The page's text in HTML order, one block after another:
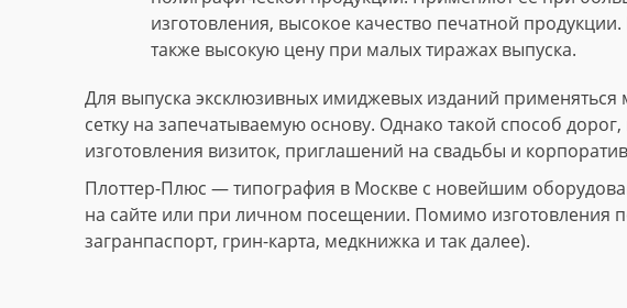
изготовления, высокое качество печатной
также высокую цену при малых тиражах выпуска.
Для выпуска эксклюзивных имиджевых изданий
сетку на запечатываемую основу. Однако такой способ
изготовления визиток, приглашений на свадьбы и
Плоттер-Плюс — типография в Москве с новейшим
на сайте или при личном посещении. Помимо изготовления
загранпаспорт, грин-карта, медкнижка и так далее).